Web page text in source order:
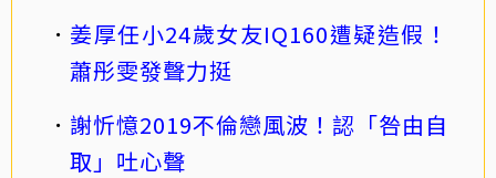
姜厚任小24歲女友IQ160遭疑造假！
蕭彤雯發聲力挺
謝忻憶2019不倫戀風波！認「咎由自
取」吐心聲